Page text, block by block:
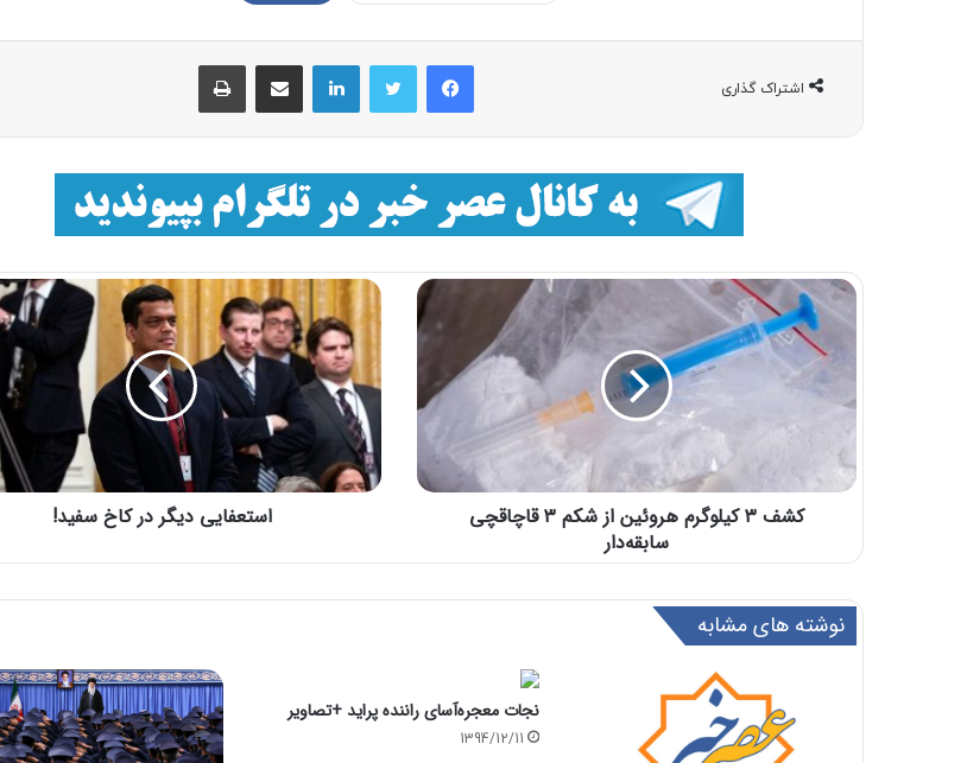
اشتراک گذاری
فیسبوک لینکداین
کشف ۳ کیلوگرم هروئین از شکم ۳ قاچاقچی
سابقه‌دار
استعفایی دیگر در کاخ سفید!
نوشته های مشابه
نجات معجره‌آسای راننده پراید +تصاویر
1394/12/11